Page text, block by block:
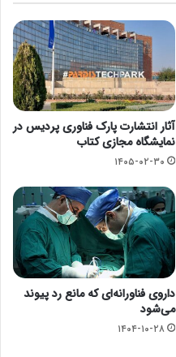
آثار انتشارت پارک فناوری پردیس در
نمایشگاه مجازی کتاب
۱۴۰۵-۰۲-۳۰
داروی فناورانه‌ای که مانع رد پیوند
می‌شود
۱۴۰۴-۱۰-۲۸